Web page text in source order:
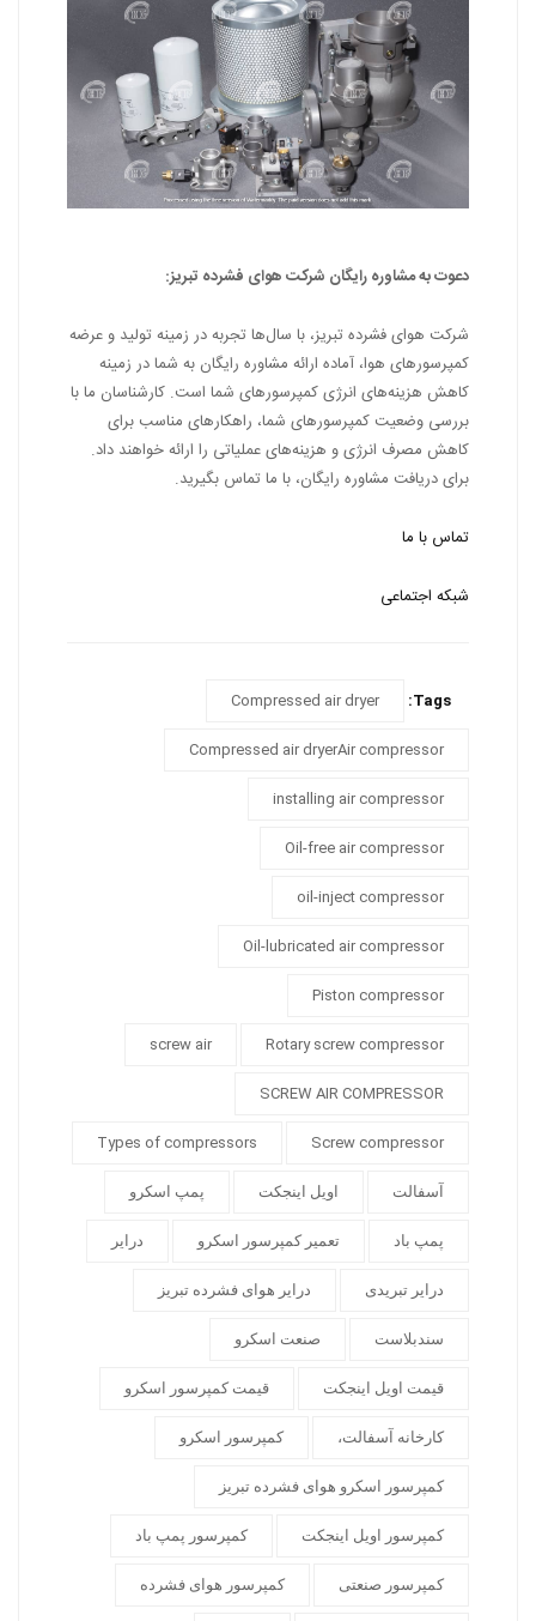
دعوت به مشاوره رایگان شرکت هوای فشرده تبریز:
شرکت هوای فشرده تبریز، با سال‌ها تجربه در زمینه تولید و عرضه
کمپرسورهای هوا، آماده ارائه مشاوره رایگان به شما در زمینه
کاهش هزینه‌های انرژی کمپرسورهای شما است. کارشناسان ما با
بررسی وضعیت کمپرسورهای شما، راهکارهای مناسب برای
کاهش مصرف انرژی و هزینه‌های عملیاتی را ارائه خواهند داد.
برای دریافت مشاوره رایگان، با ما تماس بگیرید.
تماس با ما
شبکه اجتماعی
Tags:
Compressed air dryer
Compressed air dryerAir compressor
installing air compressor
Oil-free air compressor
oil-inject compressor
Oil-lubricated air compressor
Piston compressor
Rotary screw compressor
screw air
SCREW AIR COMPRESSOR
Screw compressor
Types of compressors
آسفالت اویل اینجکت پمپ اسکرو
پمپ باد تعمیر کمپرسور اسکرو درایر
درایر تبریدی درایر هوای فشرده تبریز
سندبلاست صنعت اسکرو
قیمت اویل اینجکت قیمت کمپرسور اسکرو
کارخانه آسفالت، کمپرسور اسکرو
کمپرسور اسکرو هوای فشرده تبریز
کمپرسور اویل اینجکت کمپرسور پمپ باد
کمپرسور صنعتی کمپرسور هوای فشرده